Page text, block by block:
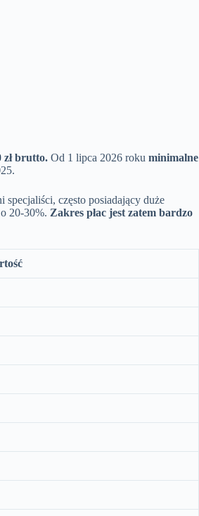
zł brutto. Od 1 lipca 2026 roku minimalne
specjaliści, często posiadający duże
20-30%. Zakres płac jest zatem bardzo